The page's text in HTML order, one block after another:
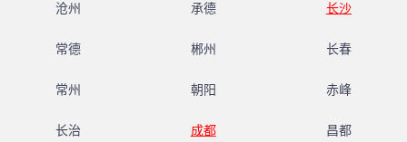
沧州 承德 长沙
常德 郴州 长春
常州 朝阳 赤峰
长治 成都 昌都